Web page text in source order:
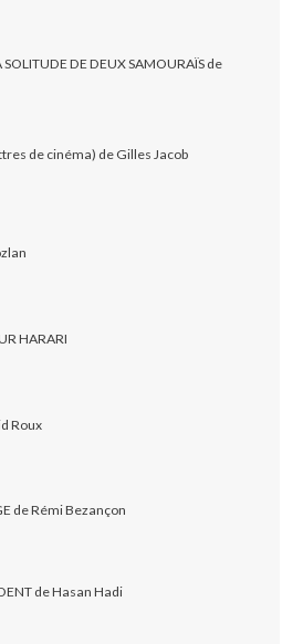
SOLITUDE DE DEUX SAMOURAÏS de
de cinéma) de Gilles Jacob
HARARI
Roux
de Rémi Bezançon
de Hasan Hadi